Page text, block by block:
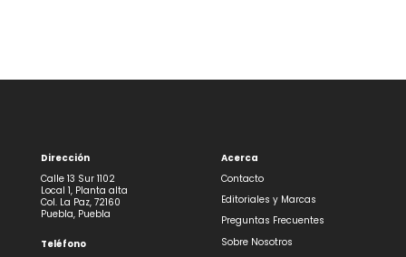
Dirección
Calle 13 Sur 1102
Local 1, Planta alta
Col. La Paz, 72160
Puebla, Puebla
Teléfono
Acerca
Contacto
Editoriales y Marcas
Preguntas Frecuentes
Sobre Nosotros